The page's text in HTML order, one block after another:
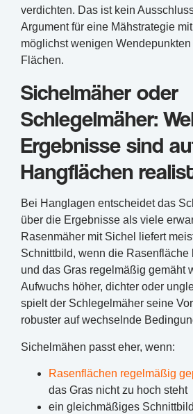
verdichten. Das ist kein
Argument für eine Mähstrategie
möglichst wenigen
Flächen.
Sichelmäher oder
Schlegelmäher:
Ergebnisse sind
Hangflächen
Bei Hanglagen entscheidet das
über die Ergebnisse als viele
Rasenmäher mit Sichel liefert
Schnittbild, wenn die Rasenfläche
und das Gras regelmäßig gemäht
Aufwuchs höher, dichter oder
spielt der Schlegelmäher seine
robuster auf wechselnde
Sichelmähen passt eher, wenn:
Rasenflächen regelmäßig
das Gras nicht zu hoch steht
ein gleichmäßiges